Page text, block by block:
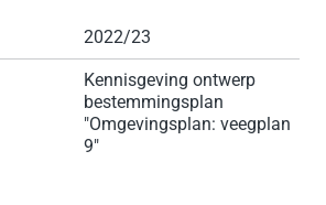
2022/23
Kennisgeving ontwerp
bestemmingsplan
"Omgevingsplan: veegplan
9"